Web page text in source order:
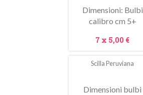
Dimensioni: Bulbi
calibro cm 5+
Prezzo
7 x 5,00 €
Scilla Peruviana
Dimensioni bulbi